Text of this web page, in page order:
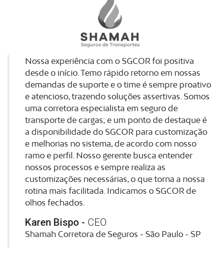
Nossa experiência com o SGCOR foi positiva
desde o início. Temo rápido retorno em nossas
demandas de suporte e o time é sempre proativo
e atencioso, trazendo soluções assertivas. Somos
uma corretora especialista em seguro de
transporte de cargas; e um ponto de destaque é
a disponibilidade do SGCOR para customização
e melhorias no sistema, de acordo com nosso
ramo e perfil. Nosso gerente busca entender
nossos processos e sempre realiza as
customizações necessárias, o que torna a nossa
rotina mais facilitada. Indicamos o SGCOR de
olhos fechados.
Karen Bispo - CEO
Shamah Corretora de Seguros - São Paulo - SP